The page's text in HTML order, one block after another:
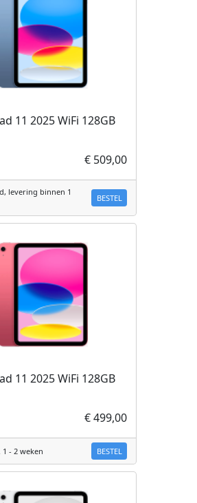
11 2025 WiFi 128GB
€ 509,00
levering binnen 1
BESTEL
11 2025 WiFi 128GB
€ 499,00
- 2 weken BESTEL